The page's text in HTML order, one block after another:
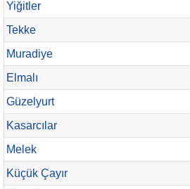
Yiğitler
Tekke
Muradiye
Elmalı
Güzelyurt
Kasarcılar
Melek
Küçük Çayır